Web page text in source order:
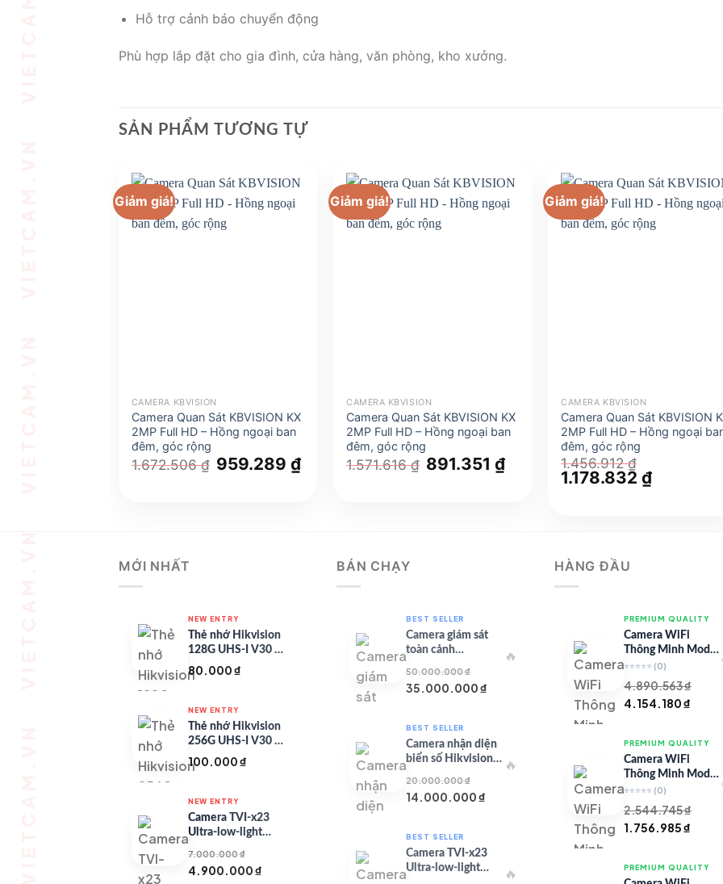
Hỗ trợ cảnh báo chuyển động
Phù hợp lắp đặt cho gia đình, cửa hàng, văn phòng, kho xưởng.
SẢN PHẨM TƯƠNG TỰ
Giảm giá!
CAMERA KBVISION
Camera Quan Sát KBVISION KX
2MP Full HD – Hồng ngoại ban
đêm, góc rộng
1.672.506₫ Giá
gốc
959.289 ₫Giá
hiện
Giảm giá!
CAMERA KBVISION
Camera Quan Sát KBVISION KX
2MP Full HD – Hồng ngoại ban
đêm, góc rộng
1.571.616₫ Giá
gốc
891.351₫Giá
Giảm giá!
CAMERA KBVISION
Camera Quan Sát KBVISION
2MP Full HD – Hồng ngoại
đêm, góc rộng
1.456.912₫
Giá
gốc
1.178.832₫Giá
MỚI NHẤT
NEW ENTRY
Thẻ nhớ Hikvision
128G UHS-I V30 –
HS-TF-C1/128G
80.000₫
NEW ENTRY
Thẻ nhớ Hikvision
256G UHS-I V30 –
HS-TF-C1/256G
100.000₫
NEW ENTRY
Camera TVI-x23
Ultra-low-light
7.000.000₫
Giá
4.900.000₫
BÁN CHẠY
BEST SELLER
Camera giám sát
toàn cảnh
8SHC25MXS-DLW
50.000.000₫
Giá
là:
50.000.000 ₫.
35.000.000₫
là:
35.000.000 ₫.
🔥
BEST SELLER
Camera nhận diện
biển số Hikvision
20.000.000₫
Giá
là:
20.000.000 ₫.
14.000.000₫
là:
14.000.000 ₫.
🔥
BEST SELLER
Camera TVI-x23
Ultra-low-light
🔥
HÀNG ĐẦU
PREMIUM QUALITY
Camera WiFi
Thông Minh Model
67 – Full HD
⭐⭐⭐⭐⭐ (0)
4.890.563₫
Giá
là:
4.890.563 ₫.
4.154.180₫
tại
PREMIUM QUALITY
Camera WiFi
Thông Minh Model
99 – Full HD
⭐⭐⭐⭐⭐ (0)
2.544.745₫
Giá
là:
2.544.745 ₫.
1.756.985₫
tại
PREMIUM QUALITY